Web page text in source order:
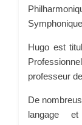
Hugo est
professeur
De
langage